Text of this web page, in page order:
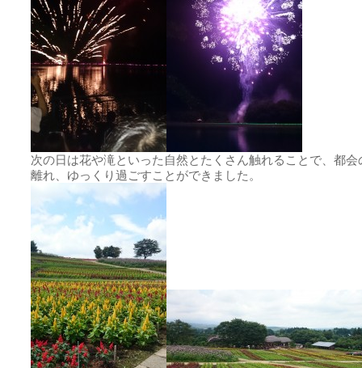
次の日は花や滝といった自然とたくさん触れることで、都会
離れ、ゆっくり過ごすことができました。